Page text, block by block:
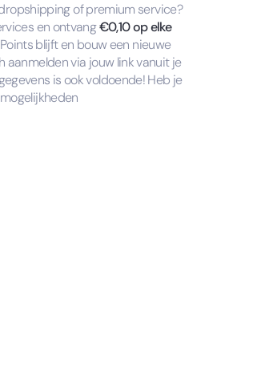
of premium service?
en ontvang€0,10 op elke
blijft en bouw een nieuwe
aanmelden via jouw link vanuit je
is ook voldoende! Heb je